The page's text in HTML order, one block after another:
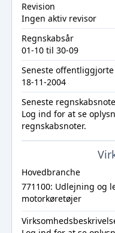
Revision
Ingen aktiv revisor
Regnskabsår
01-10 til 30-09
Seneste
18-11-2004
Seneste
Log ind for at se
regnskabsnoter.
Hovedbranche
771100: Udlejning og
motorkøretøjer